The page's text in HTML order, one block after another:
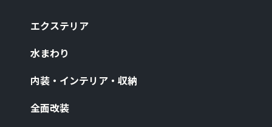
エクステリア
⽔まわり
内装・インテリア・収納
全⾯改装